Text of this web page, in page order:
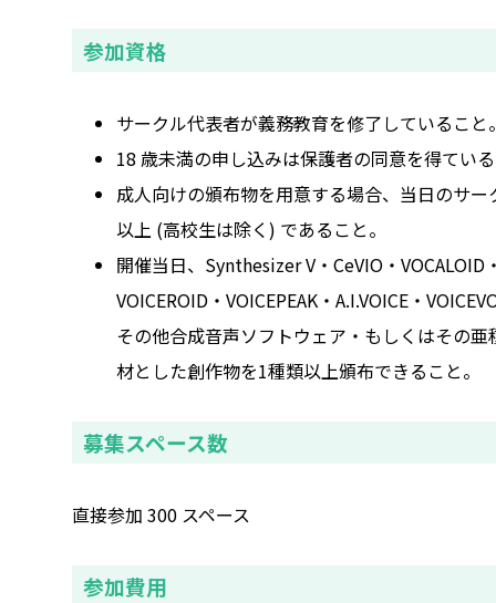
参加資格
サークル代表者が義務教育を修了していること
18 歳未満の申し込みは保護者の同意を得てい
成人向けの頒布物を用意する場合、当日のサ
以上 (高校生は除く) であること。
開催当日、Synthesizer V・CeVIO・VOCALOID
VOICEROID・VOICEPEAK・A.I.VOICE・
その他合成音声ソフトウェア・もしくはその
材とした創作物を1種類以上頒布できること。
募集スペース数
直接参加 300 スペース
参加費用